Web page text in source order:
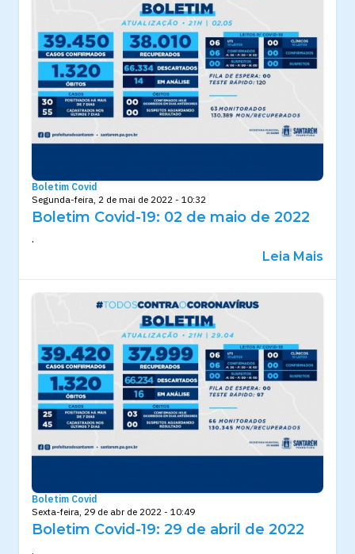
Boletim Covid
Segunda-feira, 2 de mai de 2022 - 10:32
Boletim Covid-19: 02 de maio de 2022
.
Leia Mais
Boletim Covid
Sexta-feira, 29 de abr de 2022 - 10:49
Boletim Covid-19: 29 de abril de 2022
.